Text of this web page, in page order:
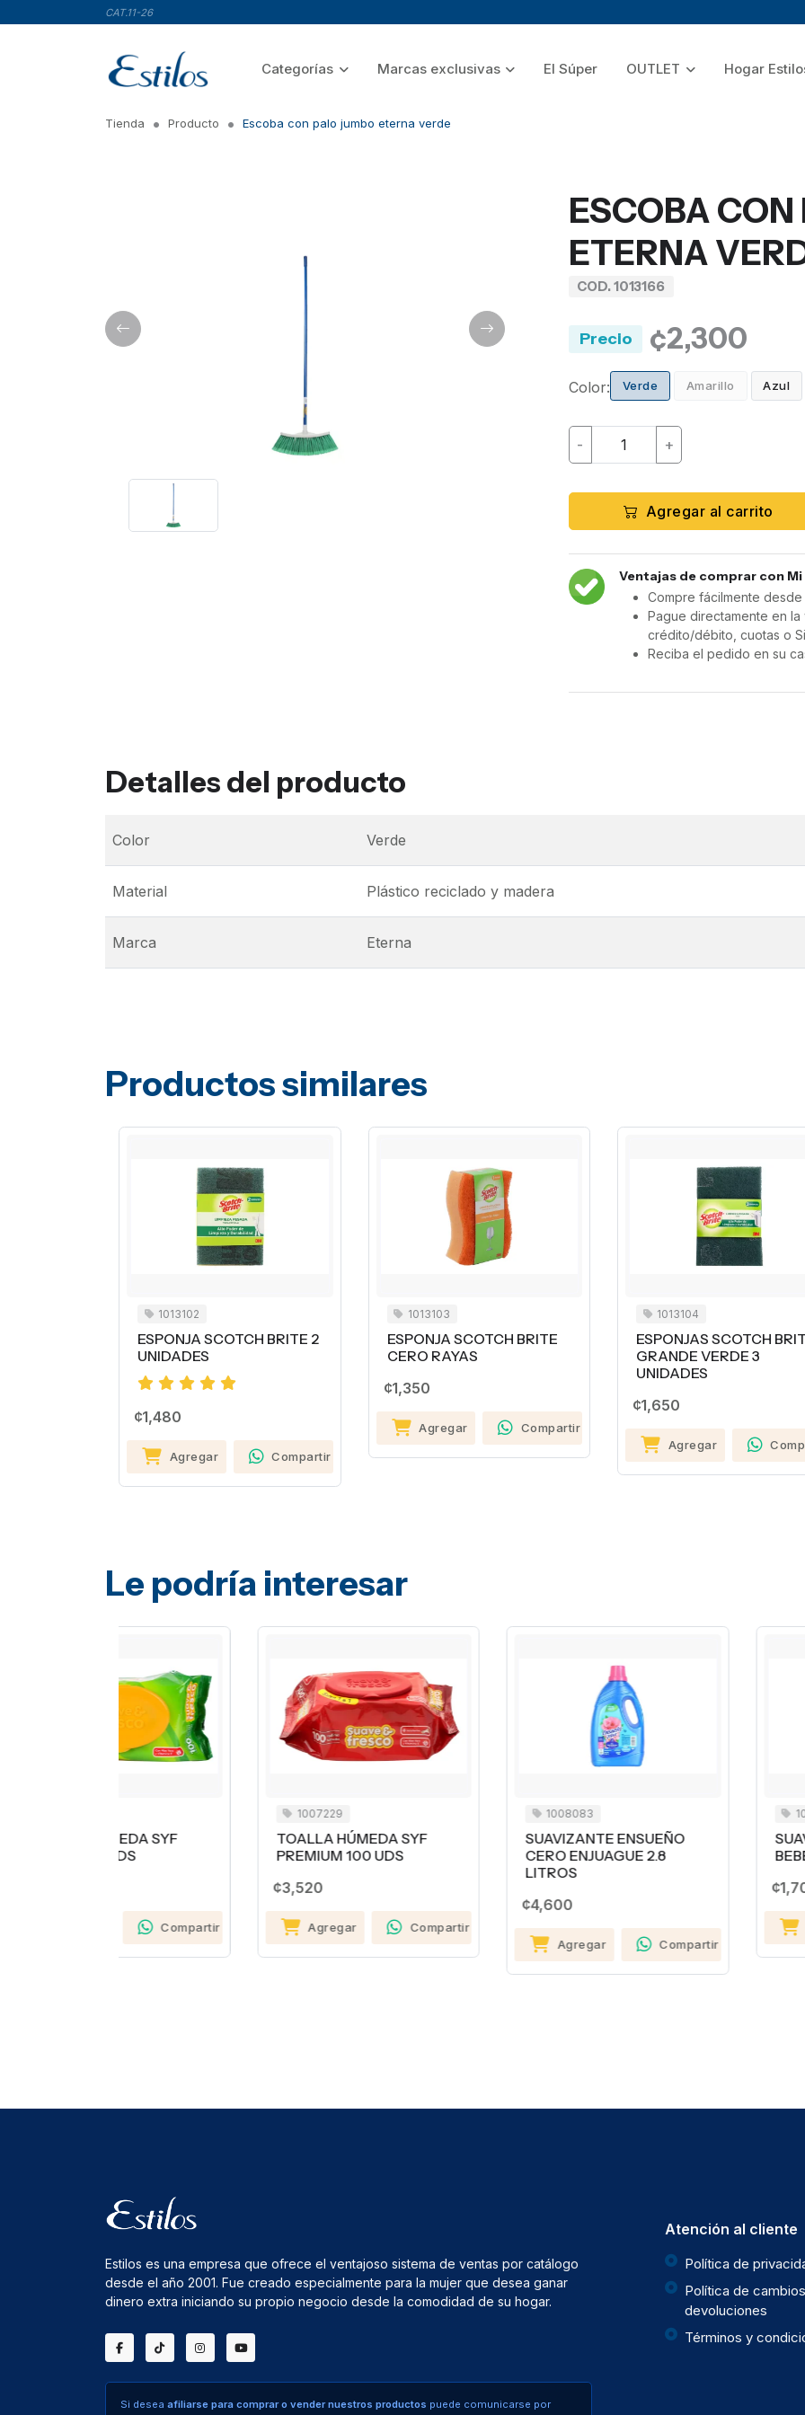
CAT.11-26
Categorías Marcas exclusivas El Súper OUTLET Hogar
Tienda Producto Escoba con palo jumbo eterna verde
ESCOBA
ETERNA
COD. 1013166
Precio ¢2,300
Color: Verde Amarillo Azul
- +
Agregar al carrito
Ventajas de comprar con Mi
Compre fácilmente
Pague directamente en
crédito/débito, cuotas o
Reciba el pedido en su
Detalles del producto
Color Verde
Material Plástico reciclado y madera
Marca Eterna
Productos similares
1013102
ESPONJA SCOTCH BRITE 2
UNIDADES
¢1,480
Agregar Compartir
1013103
ESPONJA SCOTCH BRITE
CERO RAYAS
¢1,350
Agregar Compartir
1013104
ESPONJAS SCOTCH
GRANDE VERDE 3
UNIDADES
¢1,650
Agregar
Le podría interesar
TOALLA HÚMEDA SYF
Agregar Compartir
SUAVIZANTE ENSUEÑO
CERO ENJUAGUE 2.8
Agregar Compartir
SUAVIZANTE ENSUEÑO
BEBÉ CON ALOE 850 ML
Agregar
Estilos es una empresa que ofrece el ventajoso sistema de ventas por catálogo
desde el año 2001. Fue creado especialmente para la mujer que desea ganar
dinero extra iniciando su propio negocio desde la comodidad de su hogar.
Si desea afiliarse para comprar o vender nuestros productos puede comunicarse por
Atención al cliente
Política de
Política de
devoluciones
Términos y